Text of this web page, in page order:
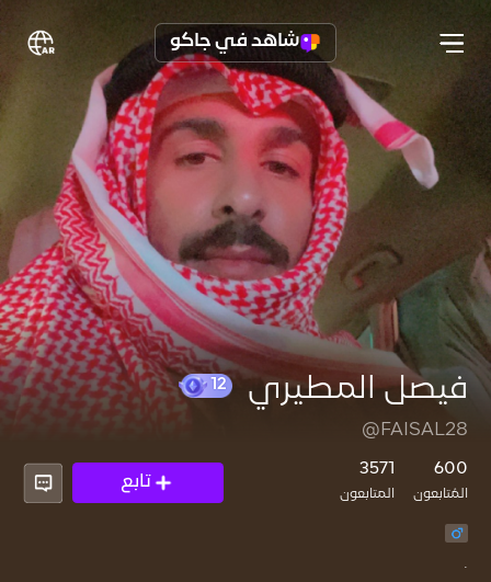
شاهد في جاكو
فيصل المطيري
@FAISAL28
600
المُتابعون
3571
المتابعون
تابع
.